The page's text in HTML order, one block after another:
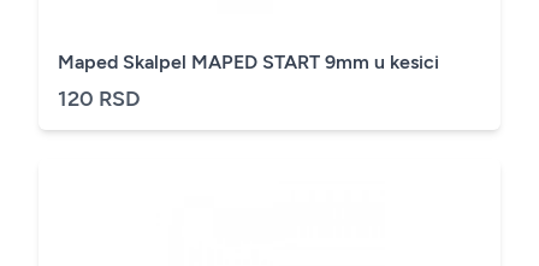
Maped Skalpel MAPED START 9mm u kesici
120 RSD